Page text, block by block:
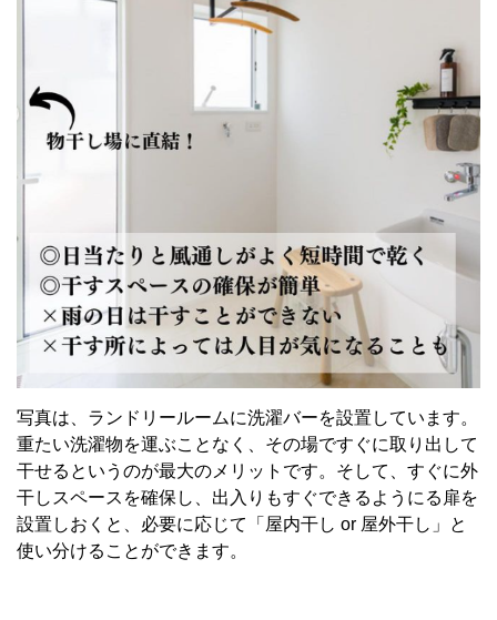
写真は、ランドリールームに洗濯バーを設置しています。
重たい洗濯物を運ぶことなく、その場ですぐに取り出して
干せるというのが最大のメリットです。そして、すぐに外
干しスペースを確保し、出入りもすぐできるようにる扉を
設置しおくと、必要に応じて「屋内干し or 屋外干し」と
使い分けることができます。